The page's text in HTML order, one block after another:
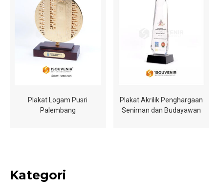
Plakat Logam Pusri
Palembang
Plakat Akrilik Penghargaan
Seniman dan Budayawan
Kategori